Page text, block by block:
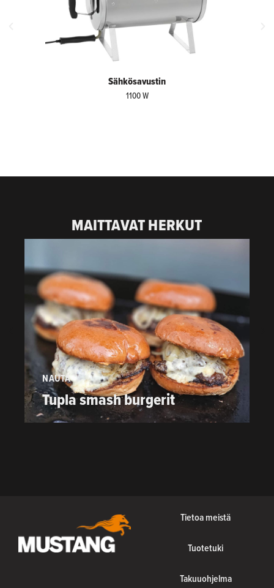
Sähkösavustin
1100 W
MAITTAVAT HERKUT
NAUTA
Tupla smash burgerit
Tietoa meistä
Tuotetuki
Takuuohjelma